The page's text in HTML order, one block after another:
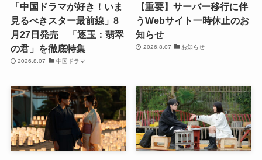
「中国ドラマが好き！いま
見るべきスター最前線」8
月27日発売 「逐玉：翡翠
の君」を徹底特集
2026.8.07 中国ドラマ
【重要】サーバー移行に伴
うWebサイト一時休止のお
知らせ
2026.8.07 お知らせ